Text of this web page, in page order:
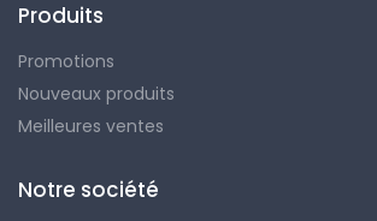
Produits
Promotions
Nouveaux produits
Meilleures ventes
Notre société